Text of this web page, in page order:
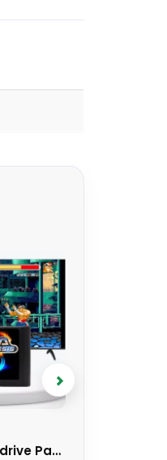
Cartucho Everdrive Para Mega Drive Ed V3 Pro